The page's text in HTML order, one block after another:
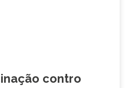
contro